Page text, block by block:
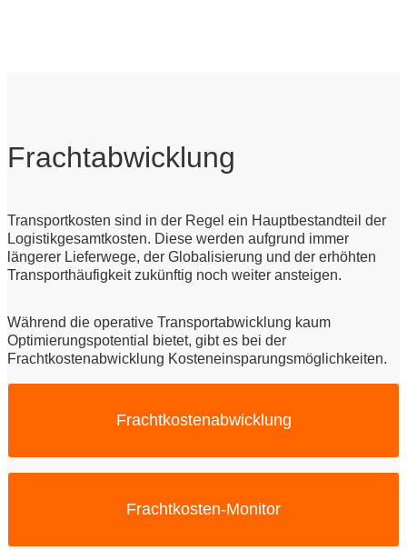
Frachtabwicklung
Transportkosten sind in der Regel ein Hauptbestandteil der
Logistikgesamtkosten. Diese werden aufgrund immer
längerer Lieferwege, der Globalisierung und der erhöhten
Transporthäufigkeit zukünftig noch weiter ansteigen.
Während die operative Transportabwicklung kaum
Optimierungspotential bietet, gibt es bei der
Frachtkostenabwicklung Kosteneinsparungsmöglichkeiten.
Frachtkostenabwicklung
SERKEM Lösung
Frachtkosten-Monitor
SERKEM Lösung